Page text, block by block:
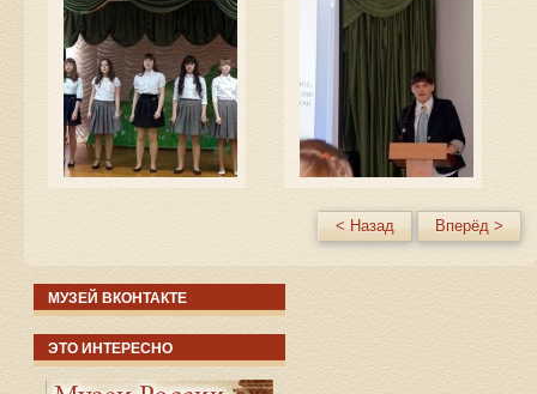
< Назад Вперёд >
МУЗЕЙ ВКОНТАКТЕ
ЭТО ИНТЕРЕСНО